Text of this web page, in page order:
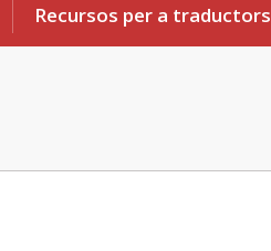
Recursos per a traductors